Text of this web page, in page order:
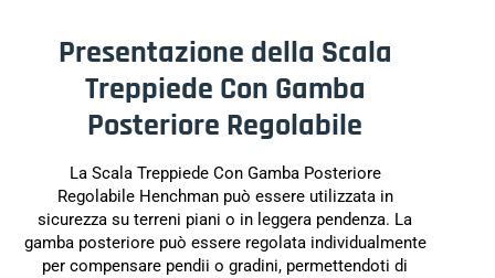
Presentazione della Scala
Treppiede Con Gamba
Posteriore Regolabile
La Scala Treppiede Con Gamba Posteriore
Regolabile Henchman può essere utilizzata in
sicurezza su terreni piani o in leggera pendenza. La
gamba posteriore può essere regolata individualmente
per compensare pendii o gradini, permettendoti di